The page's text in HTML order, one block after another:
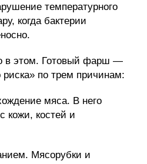
температурного
когда бактерии
в этом. Готовый фарш —
риска» по трем причинам:
мяса. В него
кожи, костей и
Мясорубки и